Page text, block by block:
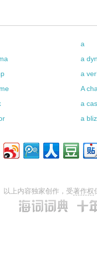
：
a
a
a
A
a
a
以上内容独家创作，受著作权